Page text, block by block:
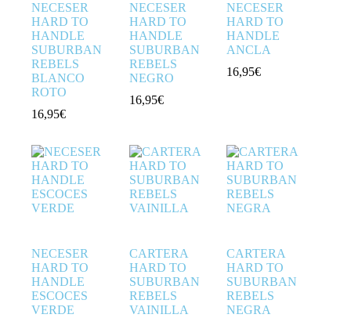
NECESER
HARD TO
HANDLE
SUBURBAN
REBELS
BLANCO
ROTO
16,95€
NECESER
HARD TO
HANDLE
SUBURBAN
REBELS
NEGRO
16,95€
NECESER
HARD TO
HANDLE
ANCLA
16,95€
NECESER
HARD TO
HANDLE
ESCOCES
VERDE
CARTERA
HARD TO
SUBURBAN
REBELS
VAINILLA
CARTERA
HARD TO
SUBURBAN
REBELS
NEGRA